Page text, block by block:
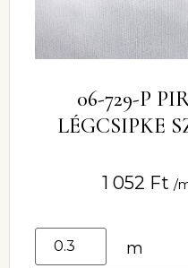
06-729-P
LÉGCSIPKE
1 052 Ft /
m